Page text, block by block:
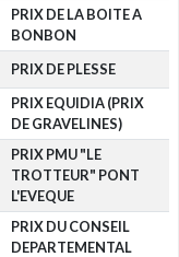
PRIX DE LA BOITE A
BONBON
PRIX DE PLESSE
PRIX EQUIDIA (PRIX
DE GRAVELINES)
PRIX PMU "LE
TROTTEUR" PONT
L'EVEQUE
PRIX DU CONSEIL
DEPARTEMENTAL